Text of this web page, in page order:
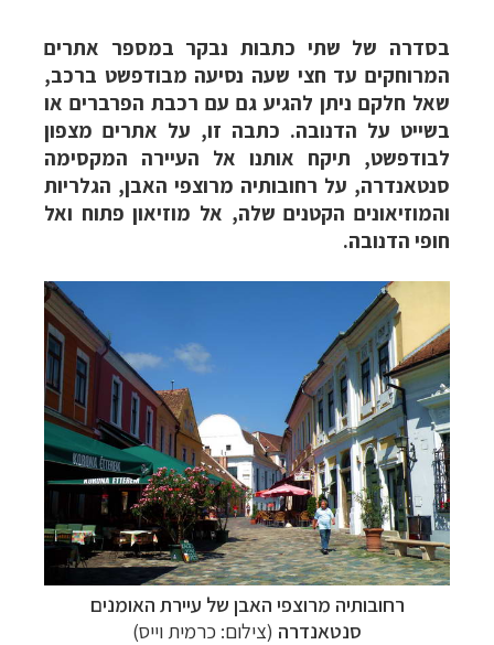
בסדרה של שתי כתבות נבקר במספר אתרים
המרוחקים עד חצי שעה נסיעה מבודפשט ברכב,
שאל חלקם ניתן להגיע גם עם רכבת הפרברים או
בשייט על הדנובה. כתבה זו, על אתרים מצפון
לבודפשט, תיקח אותנו אל העיירה המקסימה
סנטאנדרה, על רחובותיה מרוצפי האבן, הגלריות
והמוזיאונים הקטנים שלה, אל מוזיאון פתוח ואל
חופי הדנובה.
רחובותיה מרוצפי האבן של עיירת האומנים
סנטאנדרה (צילום: כרמית וייס)